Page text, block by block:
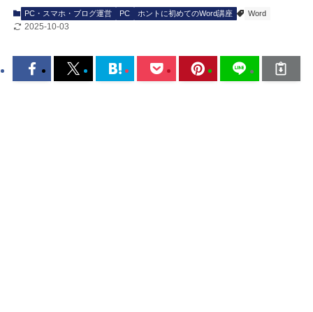
PC・スマホ・ブログ運営 PC ホントに初めてのWord講座 Word
2025-10-03